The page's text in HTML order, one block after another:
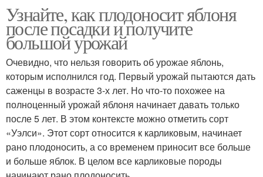
Узнайте, как плодоносит яблоня
после посадки и получите
большой урожай
Очевидно, что нельзя говорить об урожае яблонь,
которым исполнился год. Первый урожай пытаются дать
саженцы в возрасте 3-х лет. Но что-то похожее на
полноценный урожай яблоня начинает давать только
после 5 лет. В этом контексте можно отметить сорт
«Уэлси». Этот сорт относится к карликовым, начинает
рано плодоносить, а со временем приносит все больше
и больше яблок. В целом все карликовые породы